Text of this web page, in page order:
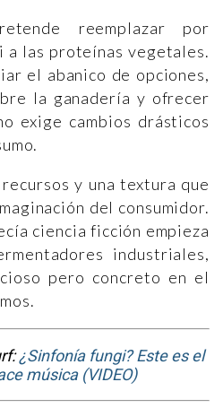
reemplazar por
a las proteínas vegetales.
el abanico de opciones,
la ganadería y ofrecer
exige cambios drásticos
y una textura que
del consumidor.
ciencia ficción empieza
industriales,
pero concreto en el
¿Sinfonía fungi? Este es el
música (VIDEO)